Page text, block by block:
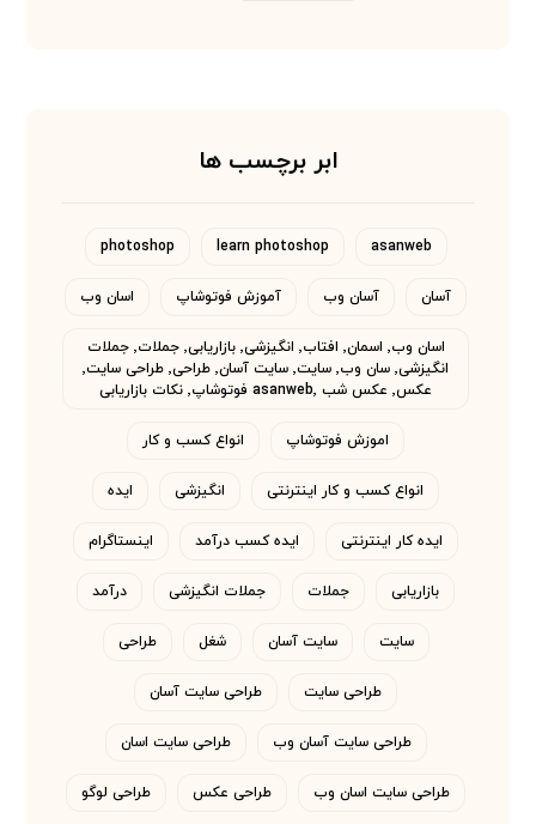
ابر برچسب ها
asanweb
learn photoshop
photoshop
آسان آسان وب آموزش فوتوشاپ اسان وب
اسان وب٬ اسمان٬ افتاب٬ انگیزشی٬ بازاریابی٬ جملات٬ جملات
انگیزشی٬ سان وب٬ سایت٬ سایت آسان٬ طراحی٬ طراحی سایت٬
عکس٬ عکس شب asanweb٬ فوتوشاپ٬ نکات بازاریابی
اموزش فوتوشاپ انواع کسب و کار
انواع کسب و کار اینترنتی انگیزشی ایده
ایده کار اینترنتی ایده کسب درآمد اینستاگرام
بازاریابی جملات جملات انگیزشی درآمد
سایت سایت آسان شغل طراحی
طراحی سایت طراحی سایت آسان
طراحی سایت آسان وب طراحی سایت اسان
طراحی سایت اسان وب طراحی عکس طراحی لوگو